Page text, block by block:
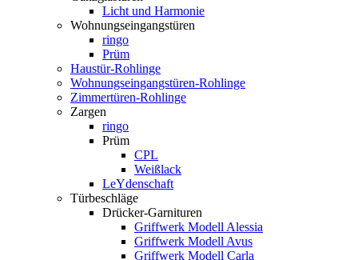
Licht und Harmonie
Wohnungseingangstüren
ringo
Prüm
Haustür-Rohlinge
Wohnungseingangstüren-Rohlinge
Zimmertüren-Rohlinge
Zargen
ringo
Prüm
CPL
Weißlack
LeYdenschaft
Türbeschläge
Drücker-Garnituren
Griffwerk Modell Alessia
Griffwerk Modell Avus
Griffwerk Modell Carla